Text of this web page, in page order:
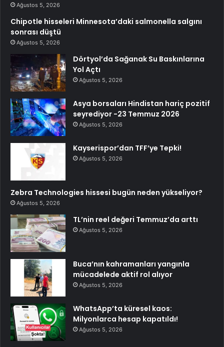
Ağustos 5, 2026
Chipotle hisseleri Minnesota’daki salmonella salgını
sonrası düştü
Ağustos 5, 2026
Dörtyol’da Sağanak Su Baskınlarına
Yol Açtı
Ağustos 5, 2026
Asya borsaları Hindistan hariç pozitif
seyrediyor -23 Temmuz 2026
Ağustos 5, 2026
Kayserispor’dan TFF’ye Tepki!
Ağustos 5, 2026
Zebra Technologies hissesi bugün neden yükseliyor?
Ağustos 5, 2026
TL’nin reel değeri Temmuz’da arttı
Ağustos 5, 2026
Buca’nın kahramanları yangınla
mücadelede aktif rol alıyor
Ağustos 5, 2026
WhatsApp’ta küresel kaos:
Milyonlarca hesap kapatıldı!
Ağustos 5, 2026